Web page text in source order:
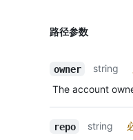
路径参数
owner string
The account
repo string